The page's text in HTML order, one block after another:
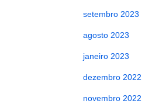
setembro 2023
agosto 2023
janeiro 2023
dezembro 2022
novembro 2022